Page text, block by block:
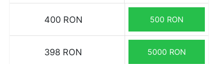
400 RON 500 RON
398 RON 5000 RON